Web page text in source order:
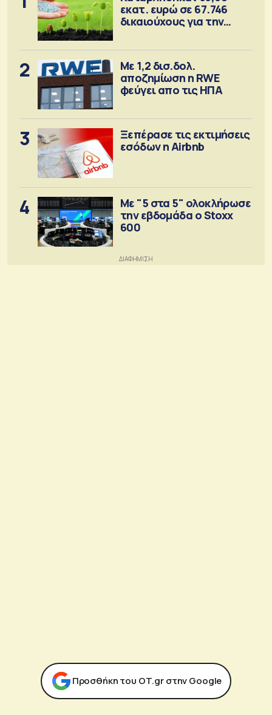
εκατ. ευρώ σε 67.746
δικαιούχους για την
2
Με 1,2 δισ.δολ.
αποζημίωση η RWE
φεύγει απο τις ΗΠΑ
3
Ξεπέρασε τις εκτιμήσεις
εσόδων η Airbnb
4
Με "5 στα 5" ολοκλήρωσε
την εβδομάδα ο Stoxx
600
Προσθήκη του ΟΤ.gr στην Google